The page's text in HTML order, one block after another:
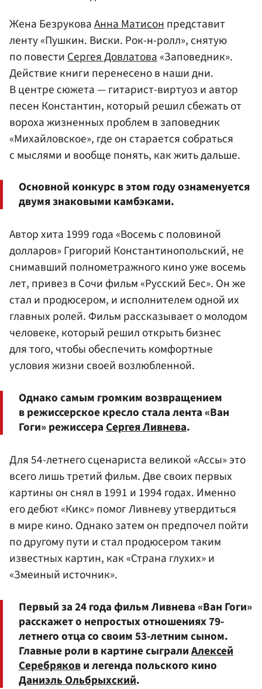
Жена БезруковаАнна Матисонпредставит
ленту «Пушкин. Виски. Рок-н-ролл», снятую
по повестиСергея Довлатова«Заповедник».
Действие книги перенесено в наши дни.
В центре сюжета — гитарист-виртуоз и автор
песен Константин, который решил сбежать от
вороха жизненных проблем в заповедник
«Михайловское», где он старается собраться
с мыслями и вообще понять, как жить дальше.
Основной конкурс в этом году ознаменуется
двумя знаковыми камбэками.
Автор хита 1999 года «Восемь с половиной
долларов» Григорий Константинопольский, не
снимавший полнометражного кино уже восемь
лет, привез в Сочи фильм «Русский Бес». Он же
стал и продюсером, и исполнителем одной их
главных ролей. Фильм рассказывает о молодом
человеке, который решил открыть бизнес
для того, чтобы обеспечить комфортные
условия жизни своей возлюбленной.
Однако самым громким возвращением
в режиссерское кресло стала лента «Ван
Гоги» режиссераСергея Ливнева.
Для 54-летнего сценариста великой «Ассы» это
всего лишь третий фильм. Две своих первых
картины он снял в 1991 и 1994 годах. Именно
его дебют «Кикс» помог Ливневу утвердиться
в мире кино. Однако затем он предпочел пойти
по другому пути и стал продюсером таким
известных картин, как «Страна глухих» и
«Змеиный источник».
Первый за 24 года фильм Ливнева «Ван Гоги»
расскажет о непростых отношениях 79-
летнего отца со своим 53-летним сыном.
Главные роли в картине сыгралиАлексей
Серебрякови легенда польского кино
Даниэль Ольбрыхский.